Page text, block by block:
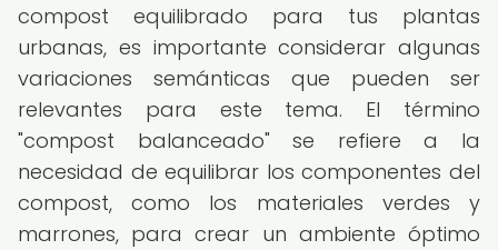
compost equilibrado para tus plantas
urbanas, es importante considerar algunas
variaciones semánticas que pueden ser
relevantes para este tema. El término
"compost balanceado" se refiere a la
necesidad de equilibrar los componentes del
compost, como los materiales verdes y
marrones, para crear un ambiente óptimo